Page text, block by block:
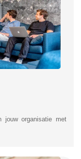
jouw organisatie met